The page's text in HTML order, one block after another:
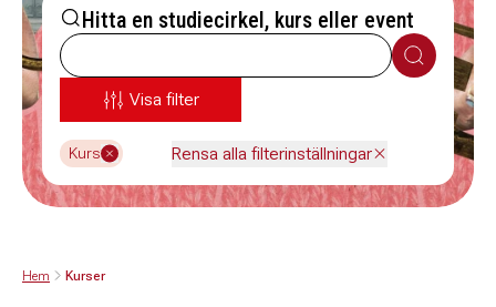
Hitta en studiecirkel, kurs eller event
Sök
Visa filter
Kurs Rensa alla filterinställningar
Hem Kurser